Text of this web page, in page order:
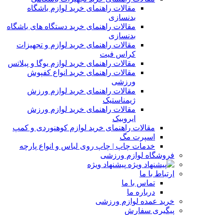
مقالات راهنمای خرید لوازم باشگاه
بدنسازی
مقالات راهنمای خرید دستگاه های باشگاه
بدنسازی
مقالات راهنمای خرید لوازم و تجهیزات
کراس فیت
مقالات راهنمای خرید لوازم یوگا و پیلاتس
مقالات راهنمای خرید انواع کفپوش
ورزشی
مقالات راهنمای خرید لوازم ورزش
ژیمناستیک
مقالات راهنمای خرید لوازم ورزش
ایروبیک
مقالات راهنمای خرید لوازم کوهنوردی و کمپ
اسپرت مگ
خدمات چاپ | چاپ روی لباس و انواع پارچه
فروشگاه لوازم ورزشی
پیشنهاد ویژه
ارتباط با ما
تماس با ما
درباره ما
خرید عمده لوازم ورزشی
پیگیری سفارش